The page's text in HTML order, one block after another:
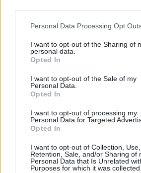
Personal Data Processing Opt
I want to opt-out of the Sharing of
personal data.
Opted In
I want to opt-out of the Sale of my
Personal Data.
Opted In
I want to opt-out of processing my
Personal Data for Targeted
Opted In
I want to opt-out of Collection, Use,
Retention, Sale, and/or Sharing of
Personal Data that Is Unrelated
Purposes for which it was collected.
Φωτ.: Waldemar / Unsplash
Ο ταλαντούχος ποδοσφαιριστής
φανέλα της Κ15 των Βεστφαλών.
Διαβάστε περισσότερα